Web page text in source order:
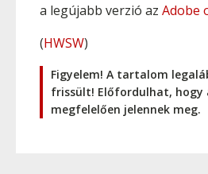
a legújabb verzió az Adobe
(HWSW)
Figyelem! A tartalom
frissült! Előfordulhat, hogy
megfelelően jelennek meg.